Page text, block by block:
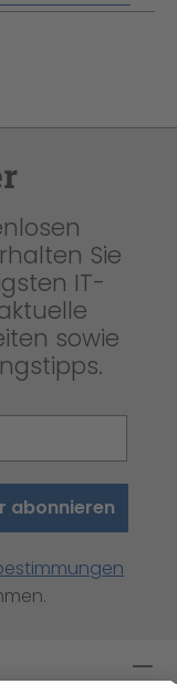
Sie
IT-
sowie
abonnieren